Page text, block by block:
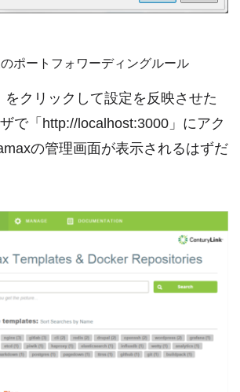
ポートフォワーディングルール
クリックして設定を反映させた
で「http://localhost:3000」にアク
の管理画面が表示されるはずだ